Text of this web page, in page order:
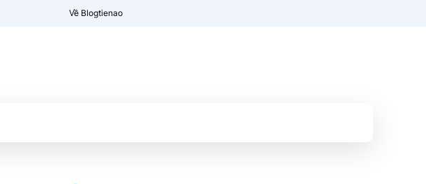
Về Blogtienao